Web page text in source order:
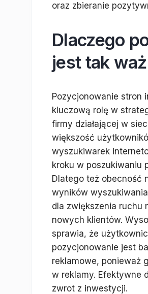
oraz zbieranie
Dlaczego
jest tak
Pozycjonowanie stron
kluczową rolę w
firmy działającej w
większość
wyszukiwarek
kroku w poszukiwaniu
Dlatego też obecność
wyników
dla zwiększenia ruchu
nowych klientów.
sprawia, że
pozycjonowanie jest
reklamowe, ponieważ
w reklamy. Efektywne
zwrot z inwestycji.